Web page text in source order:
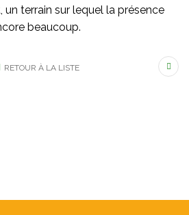
un terrain sur lequel la présence
beaucoup.
RETOUR À LA LISTE